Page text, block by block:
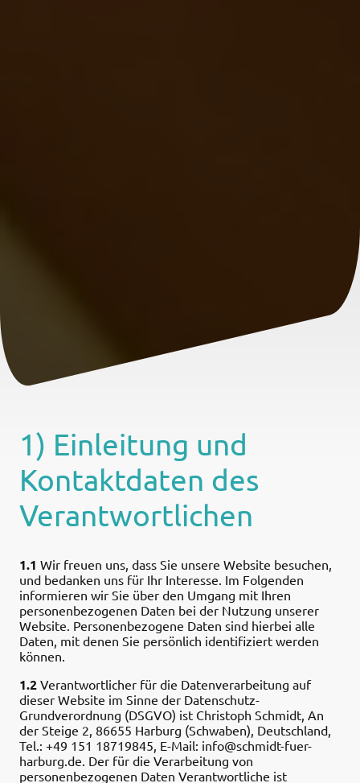
1) Einleitung und
Kontaktdaten des
Verantwortlichen
1.1 Wir freuen uns, dass Sie unsere Website besuchen,
und bedanken uns für Ihr Interesse. Im Folgenden
informieren wir Sie über den Umgang mit Ihren
personenbezogenen Daten bei der Nutzung unserer
Website. Personenbezogene Daten sind hierbei alle
Daten, mit denen Sie persönlich identifiziert werden
können.
1.2 Verantwortlicher für die Datenverarbeitung auf
dieser Website im Sinne der Datenschutz-
Grundverordnung (DSGVO) ist Christoph Schmidt, An
der Steige 2, 86655 Harburg (Schwaben), Deutschland,
Tel.: +49 151 18719845, E-Mail: info@schmidt-fuer-
harburg.de. Der für die Verarbeitung von
personenbezogenen Daten Verantwortliche ist